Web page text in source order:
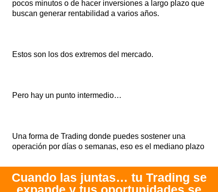
pocos minutos o de hacer inversiones a largo plazo que
buscan generar rentabilidad a varios años.
Estos son los dos extremos del mercado.
Pero hay un punto intermedio…
Una forma de Trading donde puedes sostener una
operación por días o semanas, eso es el mediano plazo
Cuando las juntas… tu Trading se